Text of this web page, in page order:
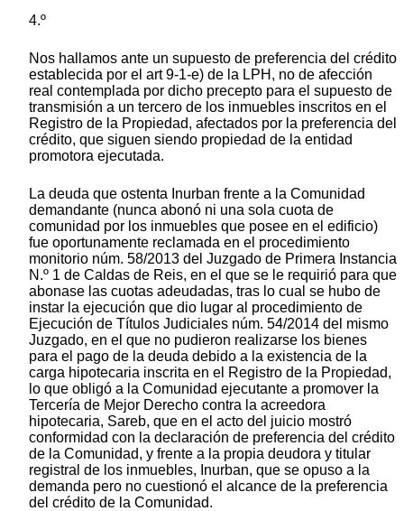
4.º
Nos hallamos ante un supuesto de preferencia del crédito
establecida por el art 9-1-e) de la LPH, no de afección
real contemplada por dicho precepto para el supuesto de
transmisión a un tercero de los inmuebles inscritos en el
Registro de la Propiedad, afectados por la preferencia del
crédito, que siguen siendo propiedad de la entidad
promotora ejecutada.
La deuda que ostenta Inurban frente a la Comunidad
demandante (nunca abonó ni una sola cuota de
comunidad por los inmuebles que posee en el edificio)
fue oportunamente reclamada en el procedimiento
monitorio núm. 58/2013 del Juzgado de Primera Instancia
N.º 1 de Caldas de Reis, en el que se le requirió para que
abonase las cuotas adeudadas, tras lo cual se hubo de
instar la ejecución que dio lugar al procedimiento de
Ejecución de Títulos Judiciales núm. 54/2014 del mismo
Juzgado, en el que no pudieron realizarse los bienes
para el pago de la deuda debido a la existencia de la
carga hipotecaria inscrita en el Registro de la Propiedad,
lo que obligó a la Comunidad ejecutante a promover la
Tercería de Mejor Derecho contra la acreedora
hipotecaria, Sareb, que en el acto del juicio mostró
conformidad con la declaración de preferencia del crédito
de la Comunidad, y frente a la propia deudora y titular
registral de los inmuebles, Inurban, que se opuso a la
demanda pero no cuestionó el alcance de la preferencia
del crédito de la Comunidad.